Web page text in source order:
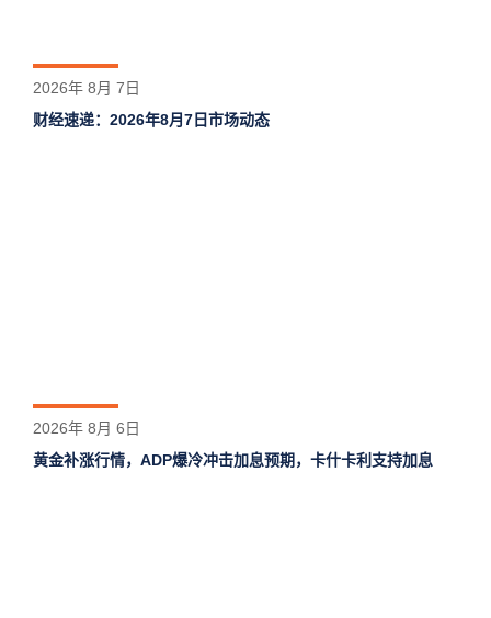
2026年 8月 7日
财经速递：2026年8月7日市场动态
2026年 8月 6日
黄金补涨行情，ADP爆冷冲击加息预期，卡什卡利支持加息